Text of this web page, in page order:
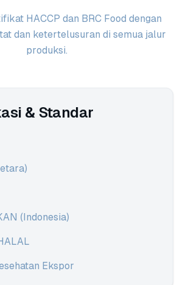
HACCP dan BRC Food dengan
dan ketertelusuran di semua jalur
produksi.
& Standar
(Indonesia)
Ekspor